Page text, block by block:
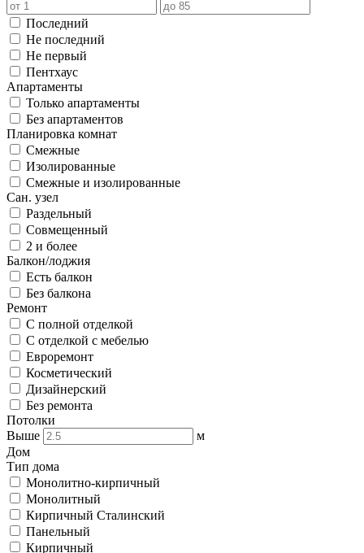
Последний
Не последний
Не первый
Пентхаус
Апартаменты
Только апартаменты
Без апартаментов
Планировка комнат
Смежные
Изолированные
Смежные и изолированные
Сан. узел
Раздельный
Совмещенный
2 и более
Балкон/лоджия
Есть балкон
Без балкона
Ремонт
С полной отделкой
С отделкой с мебелью
Евроремонт
Косметический
Дизайнерский
Без ремонта
Потолки
Выше
м
Дом
Тип дома
Монолитно-кирпичный
Монолитный
Кирпичный Сталинский
Панельный
Кирпичный